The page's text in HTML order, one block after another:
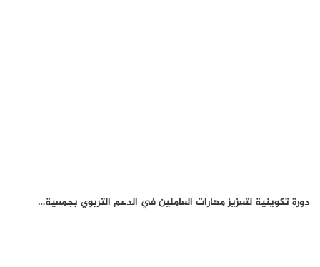
دورة تكوينية لتعزيز مهارات العاملين في الدعم التربوي بجمعية…